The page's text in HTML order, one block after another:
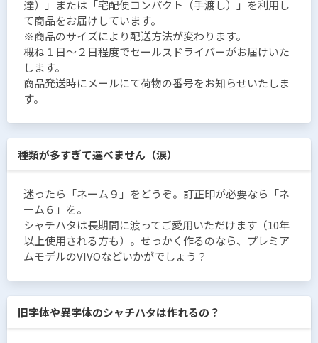
達）」または「宅配便コンパクト（手渡し）」を利用し
て商品をお届けしています。
※商品のサイズにより配送方法が変わります。
概ね１日〜２日程度でセールスドライバーがお届けいた
します。
商品発送時にメールにて荷物の番号をお知らせいたしま
す。
種類が多すぎて選べません（涙）
迷ったら「ネーム９」をどうぞ。訂正印が必要なら「ネ
ーム６」を。
シャチハタは長期間に渡ってご愛用いただけます（10年
以上使用される方も）。せっかく作るのなら、プレミア
ムモデルのVIVOなどいかがでしょう？
旧字体や異字体のシャチハタは作れるの？